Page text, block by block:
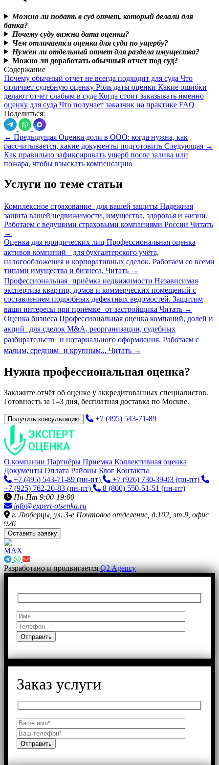
Можно ли подать в суд отчет, который делали для
банка?
Почему суду важна дата оценки?
Чем отличается оценка для суда по ущербу?
Нужен ли отдельный отчет для раздела имущества?
Можно ли доработать обычный отчет под суд?
Содержание
Почему обычный отчет не всегда подходит для суда Что
отличает судебную оценку Роль даты оценки Какие ошибки
делают отчет слабым в суде Когда стоит заказывать именно
оценку для суда Что получает заказчик на практике FAQ
Поделиться:
← Предыдущая Оценка доли в ООО: когда нужна, как
рассчитывается, какие документы подготовить Следующая →
Как правильно зафиксировать ущерб после залива или
пожара, чтобы взыскать компенсацию
Услуги по теме статьи
Комплексное страхование для вашей защиты Надежная
защита вашей недвижимости, имущества, здоровья и жизни.
Работаем с ведущими страховыми компаниями России Читать
→
Оценка для юридических лиц Профессиональная оценка
активов компаний для бухгалтерского учёта,
налогообложения и корпоративных сделок. Работаем со всеми
типами имущества и бизнеса. Читать →
Профессиональная приёмка недвижимости Независимая
экспертиза квартир, домов и коммерческих помещений с
составлением подробных дефектных ведомостей. Защитим
ваши интересы при приёмке от застройщика Читать →
Оценка бизнеса Профессиональная оценка компаний, долей и
акций для сделок M&A, реорганизации, судебных
разбирательств и нотариального оформления. Работаем с
малым, средним и крупным... Читать →
Нужна профессиональная оценка?
Закажите отчёт об оценке у аккредитованных специалистов.
Готовность за 1–3 дня, бесплатная доставка по Москве.
Получить консультацию +7 (495) 543-71-89
О компании Партнёры Приемка Коллективная оценка
Документы Оплата Районы Блог Контакты
+7 (495) 543-71-89 (пн-пт) +7 (926) 730-39-03 (пн-пт)
+7 (925) 762-20-83 (пн-пт) 8 (800) 550-51-51 (пн-пт)
Пн-Пт 9:00-19:00
info@expert-otsenka.ru
г. Люберцы, ул. 3-е Почтовое отделение, д.102, эт.9, офис
926
Оставить заявку
Разработано и продвигаетсяQ2 Agency
Заказ услуги